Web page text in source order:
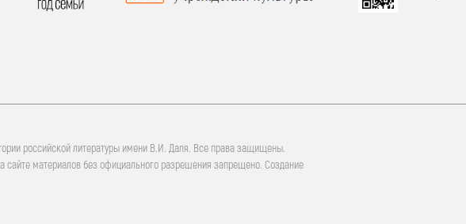
российской литературы имени В.И. Даля. Все права защищены.
сайте материалов без официального разрешения запрещено. Создание